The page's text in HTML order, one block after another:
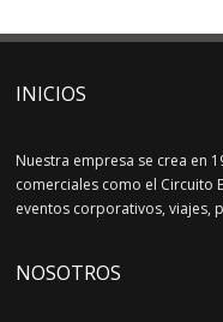
INICIOS
Nuestra empresa se crea en
comerciales como el Circuito
eventos corporativos, viajes,
NOSOTROS